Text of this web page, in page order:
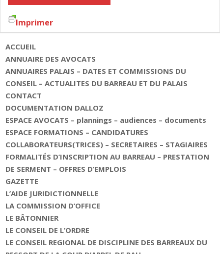
Imprimer
ACCUEIL
ANNUAIRE DES AVOCATS
ANNUAIRES PALAIS – DATES ET COMMISSIONS DU
CONSEIL – ACTUALITES DU BARREAU ET DU PALAIS
CONTACT
DOCUMENTATION DALLOZ
ESPACE AVOCATS – plannings – audiences – documents
ESPACE FORMATIONS – CANDIDATURES
COLLABORATEURS(TRICES) – SECRETAIRES – STAGIAIRES
FORMALITÉS D’INSCRIPTION AU BARREAU – PRESTATION
DE SERMENT – OFFRES D’EMPLOIS
GAZETTE
L’AIDE JURIDICTIONNELLE
LA COMMISSION D’OFFICE
LE BÂTONNIER
LE CONSEIL DE L’ORDRE
LE CONSEIL REGIONAL DE DISCIPLINE DES BARREAUX DU